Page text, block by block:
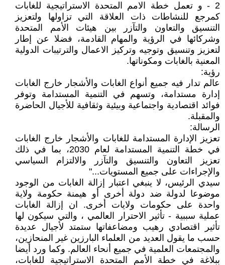
2 - و تعمل خطة الامم المتحدة الاستراتيجية للغابات
كمرجع للنشاطات ذات العلاقة التي تزاولها ولتعزيز
التنسيق والتعاون والتآزر بين هيئات الأمم المتحدة
وشركائها في الرؤية والمهام القادمة، فضلا عن إطار
لتعزيز وتنسيق وتوجيه وتركيز الاعمال والترتيبات الدولية
المعنية بالغابات ومكوناتها.
رؤية:
عالم تدار فيه جميع أنواع الغابات والأشجار خارج الغابات
إدارة مستدامة، وتسهم في التنمية المستدامة وتوفر
فوائد اقتصادية واجتماعية وبيئية وثقافية للأجيال الحاضرة
والمقبلة.
الرسالة:
تعزيز الإدارة المستدامة للغابات والأشجار خارج الغابات
في خطة التنمية المستدامة لعام 2030، بما في ذلك
تعزيز التعاون والتنسيق والتآزر والالتزام السياسي
والإجراءات على جميع المستويات..."
سيدي الرئيس، لا ينبغي اعتبار إزالة الغابات من الوجود
موضوعا لدولة ضد دولة أخرى أو هيمنة حكومة ولاية
واحدة على حكومات ولايات أخرى. ان إزالة الغابات
عملية سببية - تأثير الاحترار العالمي ، والتي سيكون لها
تأثير اقتصادي رهيب ومضاعفاتها ستمتد لأجيال عديدة
حسب ما يقول العديد من العلماء البارزين غير المنحازين،
والمجتمعات العلمية في جميع أنحاء العالم. وكما ورد أيضا
ببلاغة في خطة الأمم المتحدة الاستراتيجية للغابات،